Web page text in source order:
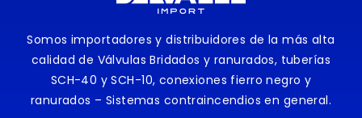
Somos importadores y distribuidores de la más alta
calidad de Válvulas Bridados y ranurados, tuberías
SCH-40 y SCH-10, conexiones fierro negro y
ranurados – Sistemas contraincendios en general.